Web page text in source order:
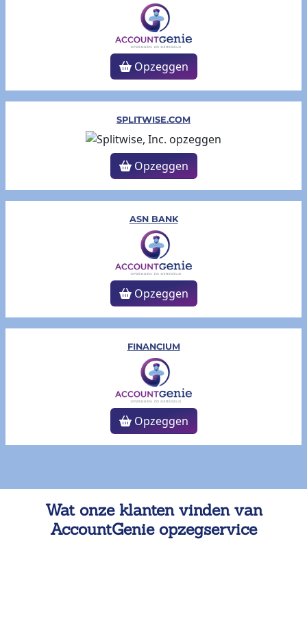
Opzeggen
SPLITWISE.COM
Opzeggen
ASN BANK
Opzeggen
FINANCIUM
Opzeggen
Wat onze klanten vinden van
AccountGenie opzegservice